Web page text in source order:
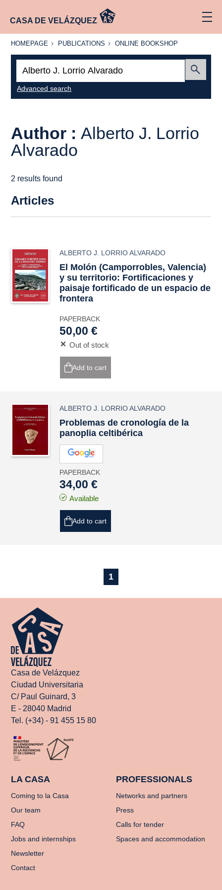
CASA DE VELÁZQUEZ
HOMEPAGE
HOMEPAGE PUBLICATIONS
PUBLICATIONS
ONLINE
ONLINE BOOKSHOP
Advanced search
Author : Alberto J. Lorrio
Alvarado
2 results found
Articles
ALBERTO J. LORRIO ALVARADO
El Molón (Camporrobles, Valencia)
y su territorio: Fortificaciones y
paisaje fortificado de un espacio de
frontera
PAPERBACK
50,00 €
Out of stock
Add to cart
ALBERTO J. LORRIO ALVARADO
Problemas de cronología de la
panoplia celtibérica
PAPERBACK
34,00 €
Available
Add to cart
1
Casa de Velázquez
Ciudad Universitaria
C/ Paul Guinard, 3
E - 28040 Madrid
Tel. (+34) - 91 455 15 80
LA CASA
Coming to la Casa
Our team
FAQ
Jobs and internships
Newsletter
Contact
PROFESSIONALS
Networks and partners
Press
Calls for tender
Spaces and accommodation